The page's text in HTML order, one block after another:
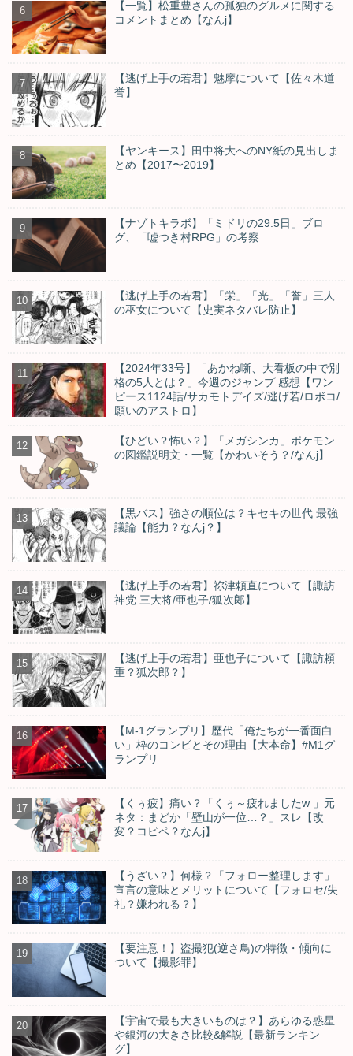
【一覧】松重豊さんの孤独のグルメに関する
コメントまとめ【なんj】
【逃げ上手の若君】魅摩について【佐々木道
誉】
【ヤンキース】田中将大へのNY紙の見出しま
とめ【2017〜2019】
【ナゾトキラボ】「ミドリの29.5日」ブロ
グ、「嘘つき村RPG」の考察
【逃げ上手の若君】「栄」「光」「誉」三人
の巫女について【史実ネタバレ防止】
【2024年33号】「あかね噺、大看板の中で別
格の5人とは？」今週のジャンプ 感想【ワン
ピース1124話/サカモトデイズ/逃げ若/ロボコ/
願いのアストロ】
【ひどい？怖い？】「メガシンカ」ポケモン
の図鑑説明文・一覧【かわいそう？/なんj】
【黒バス】強さの順位は？キセキの世代 最強
議論【能力？なんj？】
【逃げ上手の若君】祢津頼直について【諏訪
神党 三大将/亜也子/狐次郎】
【逃げ上手の若君】亜也子について【諏訪頼
重？狐次郎？】
【M-1グランプリ】歴代「俺たちが一番面白
い」枠のコンビとその理由【大本命】#M1グ
ランプリ
【くぅ疲】痛い？「くぅ～疲れましたw 」元
ネタ：まどか「壁山が一位…？」スレ【改
変？コピペ？なんj】
【うざい？】何様？「フォロー整理します」
宣言の意味とメリットについて【フォロセ/失
礼？嫌われる？】
【要注意！】盗撮犯(逆さ鳥)の特徴・傾向に
ついて【撮影罪】
【宇宙で最も大きいものは？】あらゆる惑星
や銀河の大きさ比較&解説【最新ランキン
グ】